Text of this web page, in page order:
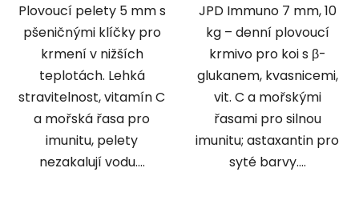
Plovoucí pelety 5 mm s
pšeničnými klíčky pro
krmení v nižších
teplotách. Lehká
stravitelnost, vitamín C
a mořská řasa pro
imunitu, pelety
nezakalují vodu....
JPD Immuno 7 mm, 10
kg – denní plovoucí
krmivo pro koi s β-
glukanem, kvasnicemi,
vit. C a mořskými
řasami pro silnou
imunitu; astaxantin pro
syté barvy....